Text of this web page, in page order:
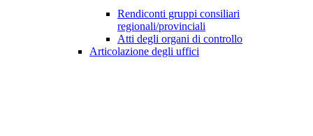
Rendiconti gruppi consiliari
regionali/provinciali
Atti degli organi di controllo
Articolazione degli uffici